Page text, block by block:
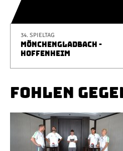
34. SPIELTAG
MÖNCHENGLADBACH -
HOFFENHEIM
FOHLEN